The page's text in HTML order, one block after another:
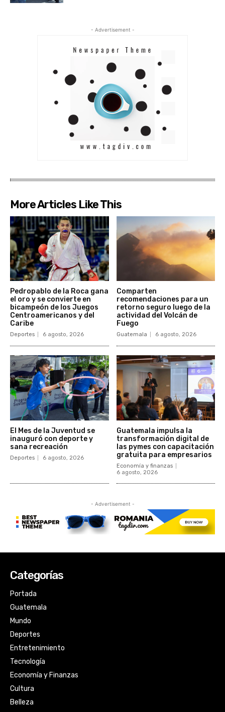
Categorías
Portada
Guatemala
Mundo
Deportes
Entretenimiento
Tecnología
Economía y Finanzas
Cultura
Belleza